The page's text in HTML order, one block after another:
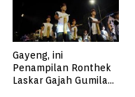
Gayeng, ini
Penampilan Ronthek
Laskar Gajah Gumilap